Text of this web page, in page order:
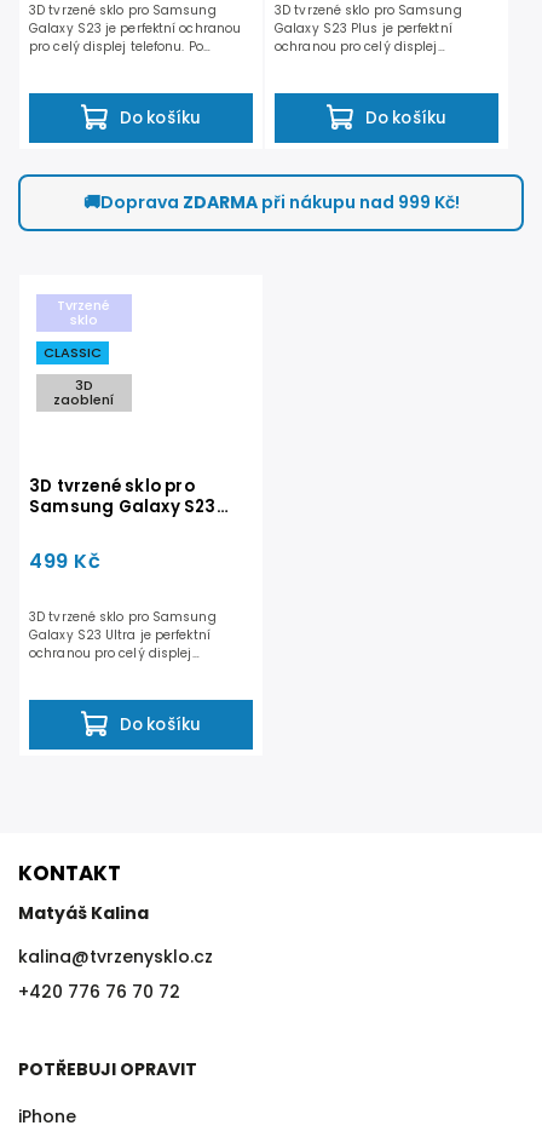
Do košíku
3D tvrzené sklo pro Samsung
Galaxy S23 je perfektní ochranou
pro celý displej telefonu. Po
Do košíku
3D tvrzené sklo pro Samsung
Galaxy S23 Plus je perfektní
ochranou pro celý displej
🚚Doprava ZDARMApři nákupu nad 999 Kč!
Tvrzené
sklo
CLASSIC
3D
zaoblení
3D tvrzené sklo pro
Samsung Galaxy S23
499 Kč
Do košíku
3D tvrzené sklo pro Samsung
Galaxy S23 Ultra je perfektní
ochranou pro celý displej
KONTAKT
Matyáš Kalina
kalina@tvrzenysklo.cz
+420 776 76 70 72
POTŘEBUJI OPRAVIT
iPhone